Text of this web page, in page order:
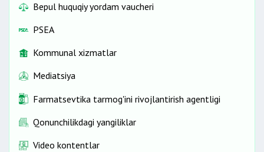
Bepul huquqiy yordam vaucheri
PSEA
Kommunal xizmatlar
Mediatsiya
Farmatsevtika tarmog'ini rivojlantirish agentligi
Qonunchilikdagi yangiliklar
Video kontentlar